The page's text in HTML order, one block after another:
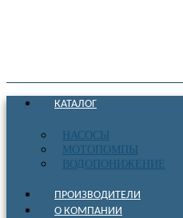
КАТАЛОГ
НАСОСЫ
МОТОПОМПЫ
ВОДОПОНИЖЕНИЕ
ПРОИЗВОДИТЕЛИ
О КОМПАНИИ